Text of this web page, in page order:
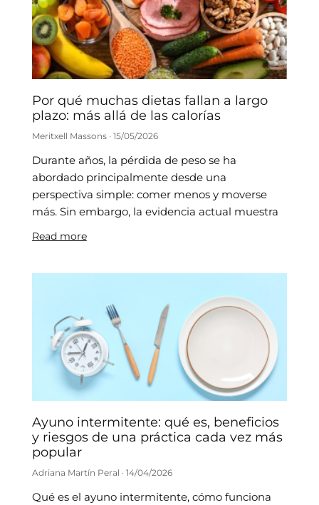
Por qué muchas dietas fallan a largo
plazo: más allá de las calorías
Meritxell Massons 15/05/2026
Durante años, la pérdida de peso se ha
abordado principalmente desde una
perspectiva simple: comer menos y moverse
más. Sin embargo, la evidencia actual muestra
Read more
Ayuno intermitente: qué es, beneficios
y riesgos de una práctica cada vez más
popular
Adriana Martín Peral 14/04/2026
Qué es el ayuno intermitente, cómo funciona